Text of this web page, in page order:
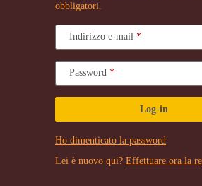
obbligatori.
Indirizzo e-mail
Password
Log-in
Ho dimenticato la password
Lei è nuovo qui? Effettuare ora la